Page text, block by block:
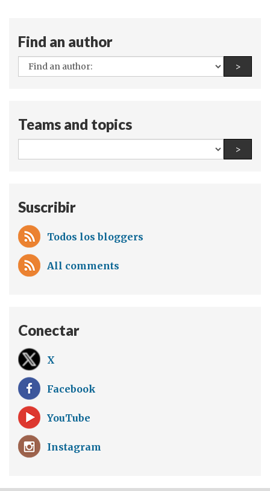
Find an author
All
authors:
>Find
Teams and topics
All
teams
>Find
Suscribir
Todos los bloggers
All comments
Conectar
X
Facebook
YouTube
Instagram